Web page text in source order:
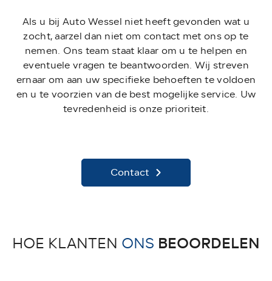
Als u bij Auto Wessel niet heeft gevonden wat u
zocht, aarzel dan niet om contact met ons op te
nemen. Ons team staat klaar om u te helpen en
eventuele vragen te beantwoorden. Wij streven
ernaar om aan uw specifieke behoeften te voldoen
en u te voorzien van de best mogelijke service. Uw
tevredenheid is onze prioriteit.
Contact
HOE KLANTEN ONS BEOORDELEN